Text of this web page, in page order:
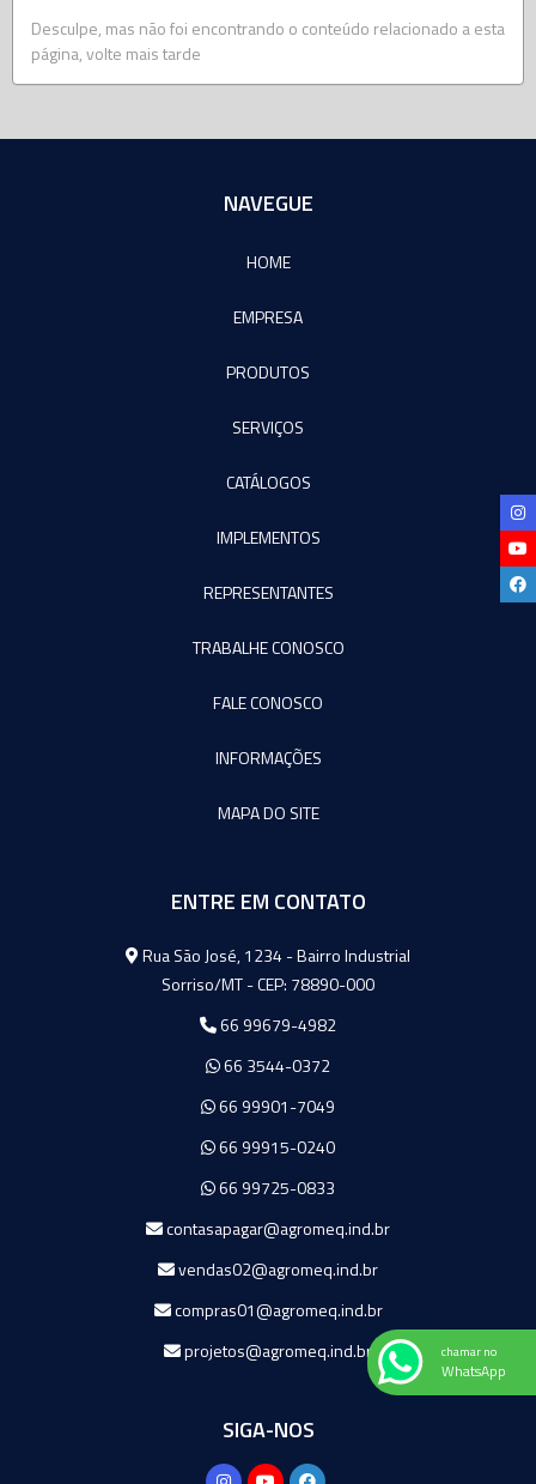
Desculpe, mas não foi encontrando o conteúdo relacionado a esta
página, volte mais tarde
NAVEGUE
HOME
EMPRESA
PRODUTOS
SERVIÇOS
CATÁLOGOS
IMPLEMENTOS
REPRESENTANTES
TRABALHE CONOSCO
FALE CONOSCO
INFORMAÇÕES
MAPA DO SITE
ENTRE EM CONTATO
Agromeq
Rua São José, 1234 - Bairro Industrial
Sorriso/MT - CEP: 78890-000
66 99679-4982
66 3544-0372
66 99901-7049
66 99915-0240
66 99725-0833
contasapagar@agromeq.ind.br
vendas02@agromeq.ind.br
compras01@agromeq.ind.br
projetos@agromeq.ind.br
SIGA-NOS
chamar no
WhatsApp